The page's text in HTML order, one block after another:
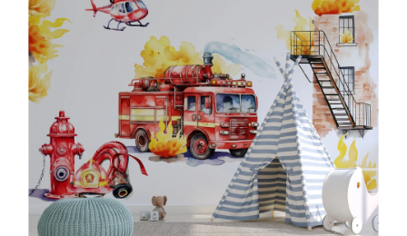
DETSKÉ POSTELE
DETSKÝ TOVAR
AKCIOVÝ TOVAR
GALÉRIA OD ZÁKAZNÍKOV
BLOG